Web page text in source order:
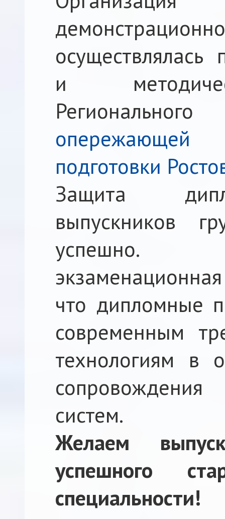
осуществлялась
и
опережающей
подготовки
Защита
выпускников
успешно.
что дипломные
современным
технологиям в
систем.
Желаем
успешного
специальности!